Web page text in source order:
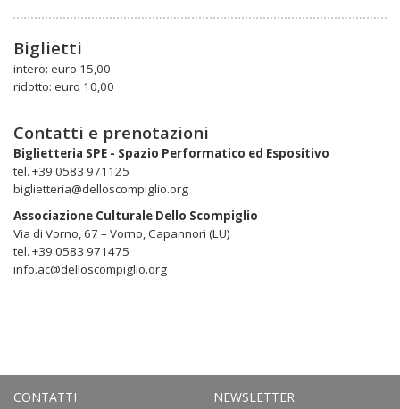
Biglietti
intero: euro 15,00
ridotto: euro 10,00
Contatti e prenotazioni
Biglietteria SPE - Spazio Performatico ed Espositivo
tel. +39 0583 971125
biglietteria@delloscompiglio.org
Associazione Culturale Dello Scompiglio
Via di Vorno, 67 – Vorno, Capannori (LU)
tel. +39 0583 971475
info.ac@delloscompiglio.org
CONTATTI
NEWSLETTER